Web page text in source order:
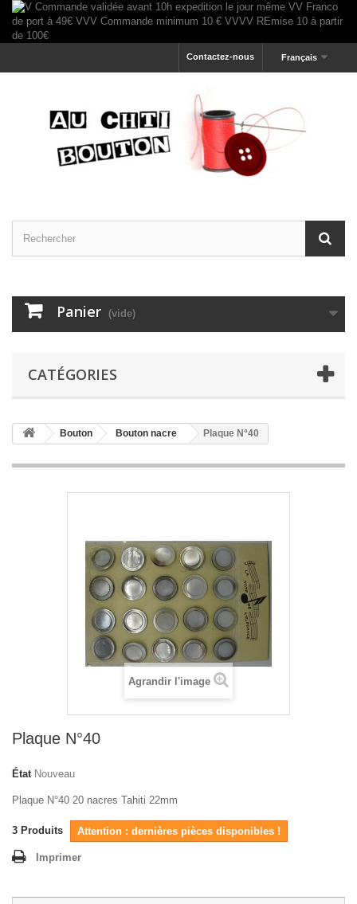
Français
Contactez-nous
Panier (vide)
CATÉGORIES
Bouton Bouton nacre Plaque N°40
Agrandir l'image
Plaque N°40
État Nouveau
Plaque N°40 20 nacres Tahiti 22mm
3 Produits Attention : dernières pièces disponibles !
Imprimer